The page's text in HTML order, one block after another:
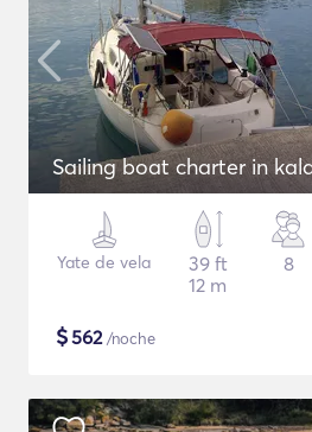
Sailing boat charter in
Yate de vela
39 ft
12 m
8
$562/noche